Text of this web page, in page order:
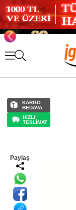
KARGO
BEDAVA
HIZLI
TESLİMAT
Paylaş